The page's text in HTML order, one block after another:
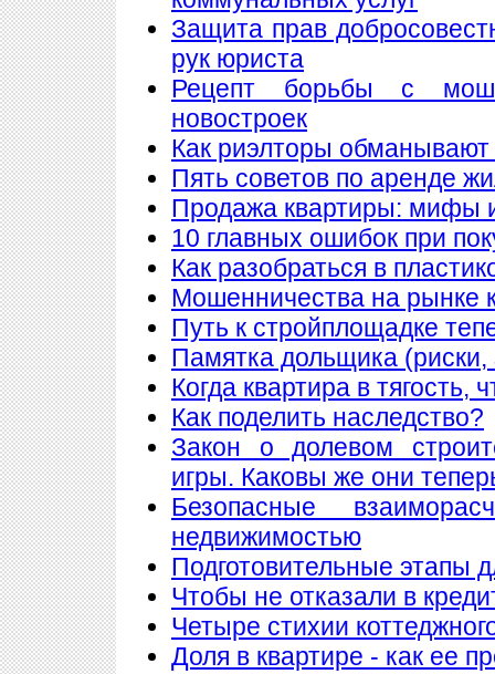
Защита прав
рук юриста
Рецепт борьбы с
новостроек
Как риэлторы обманывают
Пять советов по аренде
Продажа квартиры: мифы
10 главных ошибок при
Как разобраться в
Мошенничества на рынке
Путь к стройплощадке
Памятка дольщика (риски,
Когда квартира в тягость,
Как поделить наследство?
Закон о долевом
игры. Каковы же они
Безопасные
недвижимостью
Подготовительные этапы
Чтобы не отказали в
Четыре стихии
Доля в квартире - как ее